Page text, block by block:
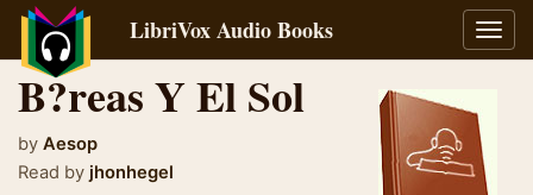
LibriVox Audio Books
B?reas Y El Sol
by Aesop
Read by jhonhegel